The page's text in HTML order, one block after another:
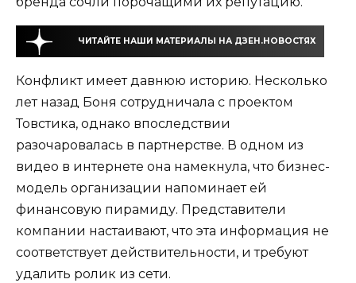
ЧИТАЙТЕ НАШИ МАТЕРИАЛЫ НА ДЗЕН.НОВОСТЯХ
Конфликт имеет давнюю историю. Несколько
лет назад Боня сотрудничала с проектом
Товстика, однако впоследствии
разочаровалась в партнерстве. В одном из
видео в интернете она намекнула, что бизнес-
модель организации напоминает ей
финансовую пирамиду. Представители
компании настаивают, что эта информация не
соответствует действительности, и требуют
удалить ролик из сети.